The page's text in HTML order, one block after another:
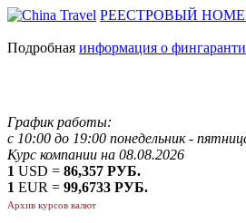
РЕЕСТРОВЫЙ
Подробная информация о
График работы:
с 10:00 до 19:00 понедельник -
Курс компании на 08.08.2026
1 USD = 86,357 РУБ.
1 EUR = 99,6733 РУБ.
Архив курсов валют